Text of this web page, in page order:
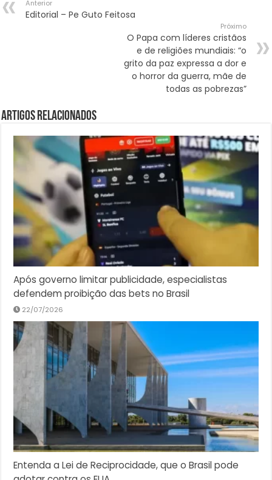
Anterior
Editorial – Pe Guto Feitosa
Próximo
O Papa com líderes cristãos
e de religiões mundiais: “o
grito da paz expressa a dor e
o horror da guerra, mãe de
todas as pobrezas”
Artigos Relacionados
Após governo limitar publicidade, especialistas
defendem proibição das bets no Brasil
22/07/2026
Entenda a Lei de Reciprocidade, que o Brasil pode